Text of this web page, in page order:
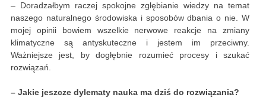
– Doradzałbym raczej spokojne zgłębianie wiedzy na temat
naszego naturalnego środowiska i sposobów dbania o nie. W
mojej opinii bowiem wszelkie nerwowe reakcje na zmiany
klimatyczne są antyskuteczne i jestem im przeciwny.
Ważniejsze jest, by dogłębnie rozumieć procesy i szukać
rozwiązań.
– Jakie jeszcze dylematy nauka ma dziś do rozwiązania?